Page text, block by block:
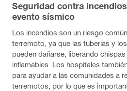
Seguridad contra
evento sísmico
Los incendios son un riesgo
terremoto, ya que las tuberías y
pueden dañarse, liberando
inflamables. Los hospitales
para ayudar a las comunidades a
terremotos, por lo que es